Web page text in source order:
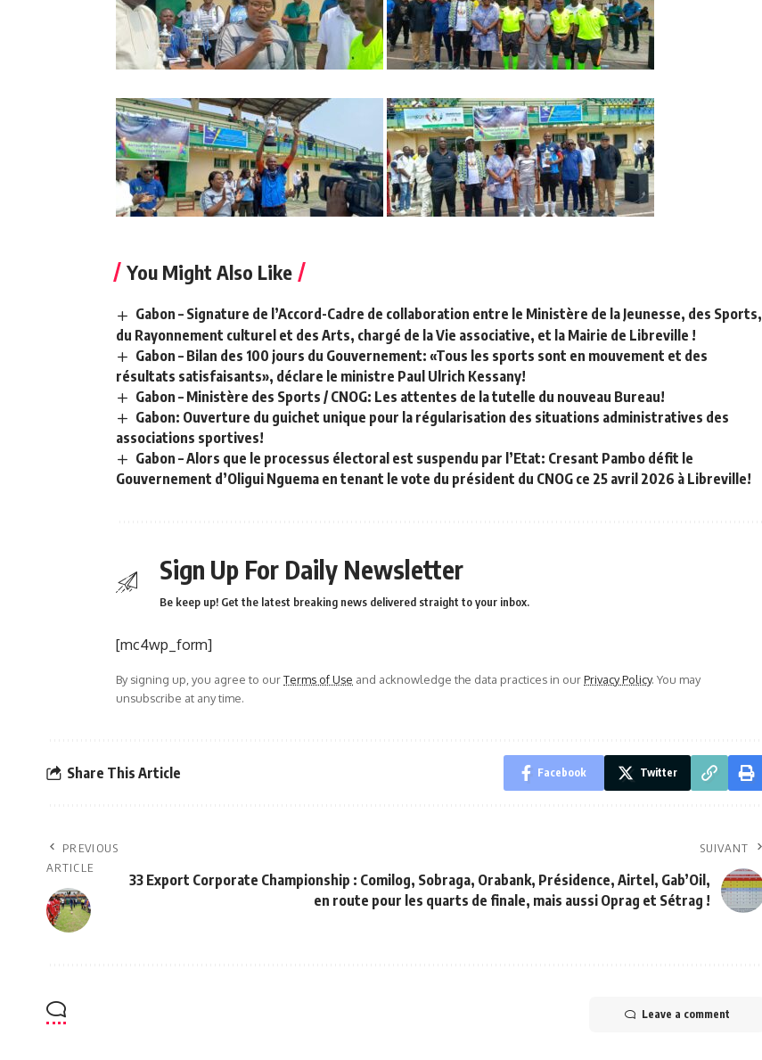
You Might Also Like
Gabon – Signature de l’Accord-Cadre de collaboration entre le Ministère de la Jeunesse, des Sports,
du Rayonnement culturel et des Arts, chargé de la Vie associative, et la Mairie de Libreville !
Gabon – Bilan des 100 jours du Gouvernement: «Tous les sports sont en mouvement et des
résultats satisfaisants», déclare le ministre Paul Ulrich Kessany!
Gabon – Ministère des Sports / CNOG: Les attentes de la tutelle du nouveau Bureau!
Gabon: Ouverture du guichet unique pour la régularisation des situations administratives des
associations sportives!
Gabon – Alors que le processus électoral est suspendu par l’Etat: Cresant Pambo défit le
Gouvernement d’Oligui Nguema en tenant le vote du président du CNOG ce 25 avril 2026 à Libreville!
Sign Up For Daily Newsletter
Be keep up! Get the latest breaking news delivered straight to your inbox.
[mc4wp_form]
By signing up, you agree to ourTerms of Use and acknowledge the data practices in ourPrivacy Policy. You may
unsubscribe at any time.
Share This Article Facebook Twitter
PREVIOUS
ARTICLE
SUIVANT
33 Export Corporate Championship : Comilog, Sobraga, Orabank, Présidence, Airtel, Gab’Oil,
en route pour les quarts de finale, mais aussi Oprag et Sétrag !
Leave a comment